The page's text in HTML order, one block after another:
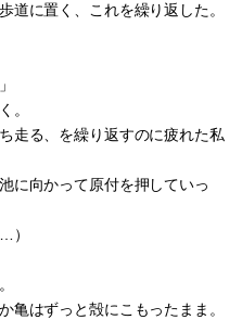
道に置く、これを繰り返した。
。
走る、を繰り返すのに疲れた私
に向かって原付を押していっ
）
亀はずっと殻にこもったまま。